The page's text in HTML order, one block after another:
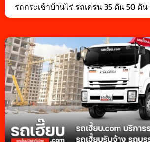
รถกระเช้าบ้านไร่ รถเครน 35 ตัน 50 ตัน